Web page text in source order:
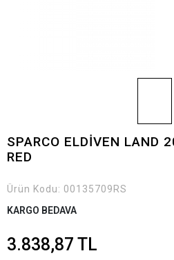
SPARCO ELDİVEN LAND
RED
Ürün Kodu: 00135709RS
KARGO BEDAVA
3.838,87 TL